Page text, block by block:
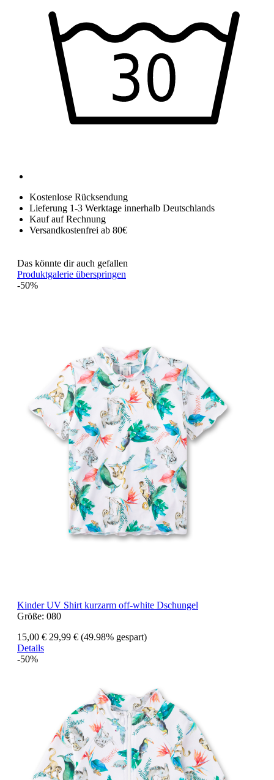
Kostenlose Rücksendung
Lieferung 1-3 Werktage innerhalb Deutschlands
Kauf auf Rechnung
Versandkostenfrei ab 80€
Das könnte dir auch gefallen
Produktgalerie überspringen
-50%
Kinder UV Shirt kurzarm off-white Dschungel
Größe: 080
15,00 € 29,99 € (49.98% gespart)
Details
-50%